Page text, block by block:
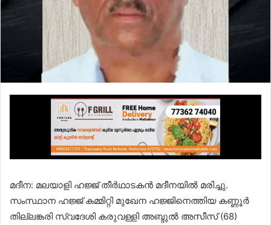
മദീന: മലയാളി ഹജ്ജ് തീർഥാടകൻ മദീനയിൽ മരിച്ചു.
സംസ്ഥാന ഹജ്ജ് കമ്മിറ്റി മുഖേന ഹജ്ജിനെത്തിയ കണ്ണൂർ
തില്ലങ്കരി സ്വദേശി കരുവള്ളി അബ്ദുൽ അസീസ് (68)